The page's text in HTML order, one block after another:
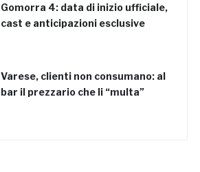
Gomorra 4: data di inizio ufficiale,
cast e anticipazioni esclusive
Varese, clienti non consumano: al
bar il prezzario che li “multa”